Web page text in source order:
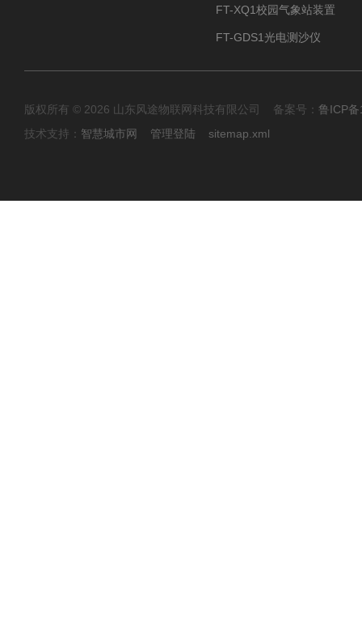
FT-XQ1校园气象站装置
FT-GDS1光电测沙仪
版权所有 © 2026 山东风途物联网科技有限公司 备案号： 鲁ICP
技术支持： 智慧城市网 管理登陆 sitemap.xml